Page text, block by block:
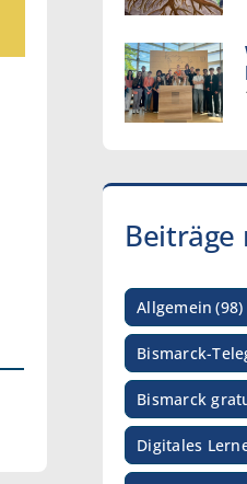
Beiträge
Allgemein (98)
Bismarck-
Bismarck
Digitales